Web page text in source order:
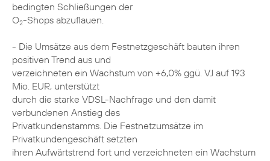
bedingten Schließungen der
O2-Shops abzuflauen.
- Die Umsätze aus dem Festnetzgeschäft bauten ihren
positiven Trend aus und
verzeichneten ein Wachstum von +6,0% ggü. VJ auf 193
Mio. EUR, unterstützt
durch die starke VDSL-Nachfrage und den damit
verbundenen Anstieg des
Privatkundenstamms. Die Festnetzumsätze im
Privatkundengeschäft setzten
ihren Aufwärtstrend fort und verzeichneten ein Wachstum